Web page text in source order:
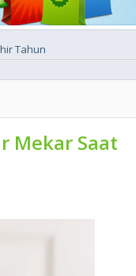
Tahun
Mekar Saat